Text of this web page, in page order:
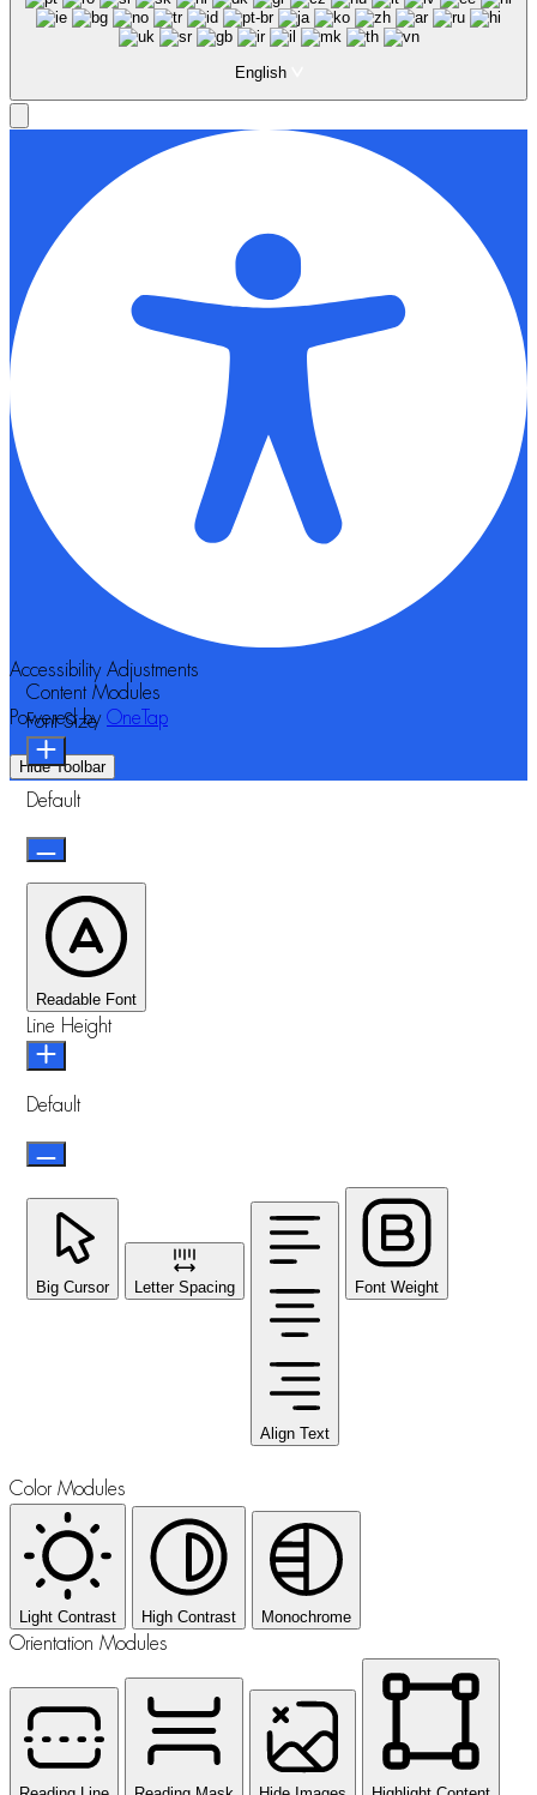
English
Accessibility Adjustments
Powered by OneTap
Hide Toolbar
Content Modules
Font Size
Default
Readable Font
Line Height
Default
Big Cursor Letter Spacing
Align Text
Font Weight
Color Modules
Light Contrast High Contrast Monochrome
Orientation Modules